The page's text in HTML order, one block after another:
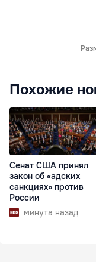
Похожие
Сенат США принял
закон об «адских
санкциях» против
России
минута назад